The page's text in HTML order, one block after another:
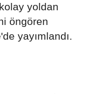
yoldan
öngören
yayımlandı.